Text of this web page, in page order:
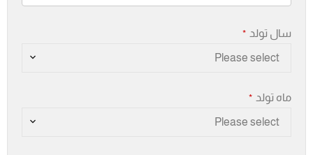
سال تولد *
Please select
ماه تولد *
Please select